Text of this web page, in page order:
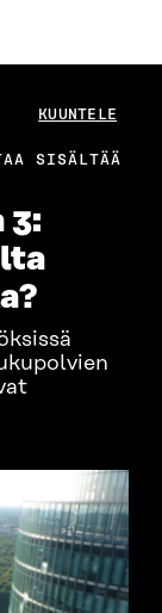
KUUNTELE
SISÄLTÄÄ
3: